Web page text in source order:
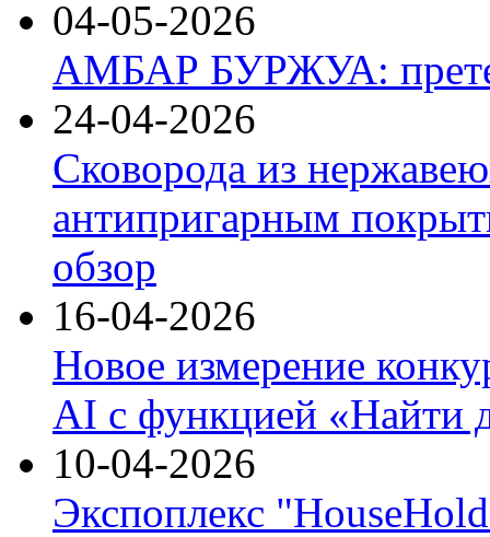
04-05-2026
АМБАР БУРЖУА:
24-04-2026
Сковорода из
антипригарным
обзор
16-04-2026
Новое измерение
AI с функцией «Найти
10-04-2026
Экспоплекс